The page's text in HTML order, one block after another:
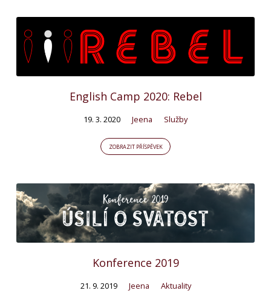
English Camp 2020: Rebel
19. 3. 2020 Jeena Služby
ZOBRAZIT PŘÍSPĚVEK
Konference 2019
21. 9. 2019 Jeena Aktuality